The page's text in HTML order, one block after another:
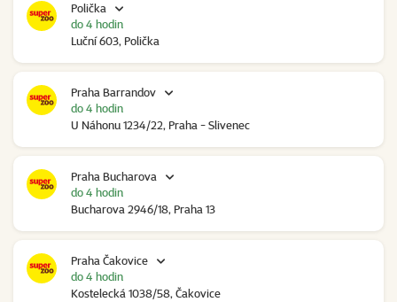
Polička
Luční 603, Polička
do 4 hodin
Praha Barrandov
U Náhonu 1234/22, Praha - Slivenec
do 4 hodin
Praha Bucharova
Bucharova 2946/18, Praha 13
do 4 hodin
Praha Čakovice
Kostelecká 1038/58, Čakovice
do 4 hodin